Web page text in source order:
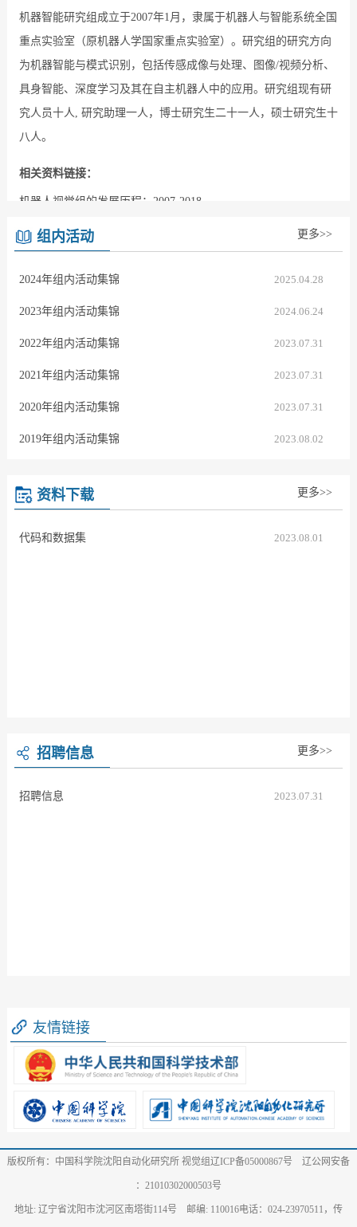
机器智能研究组成立于2007年1月，隶属于机器人与智能系统全国
重点实验室（原机器人学国家重点实验室）。研究组的研究方向
为机器智能与模式识别，包括传感成像与处理、图像/视频分析、
具身智能、深度学习及其在自主机器人中的应用。研究组现有研
究人员十人, 研究助理一人，博士研究生二十一人，硕士研究生十
八人。
相关资料链接：
机器人视觉组的发展历程：2007-2018
组内活动 更多>>
2024年组内活动集锦 2025.04.28
2023年组内活动集锦 2024.06.24
2022年组内活动集锦 2023.07.31
2021年组内活动集锦 2023.07.31
2020年组内活动集锦 2023.07.31
2019年组内活动集锦 2023.08.02
2017年组内活动集锦
资料下载 更多>>
代码和数据集 2023.08.01
招聘信息 更多>>
招聘信息 2023.07.31
友情链接
版权所有：中国科学院沈阳自动化研究所 视觉组辽ICP备05000867号 辽公网安备
：21010302000503号
地址: 辽宁省沈阳市沈河区南塔街114号 邮编: 110016电话：024-23970511，传